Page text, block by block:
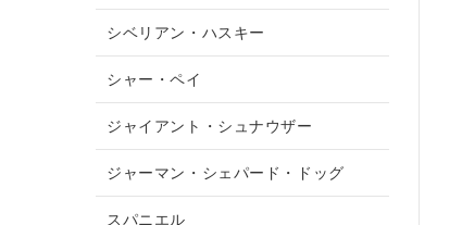
シベリアン・ハスキー
シャー・ペイ
ジャイアント・シュナウザー
ジャーマン・シェパード・ドッグ
スパニエル